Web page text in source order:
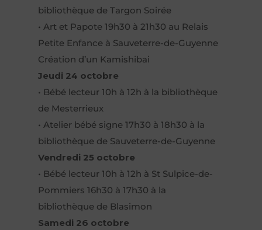
bibliothèque de Targon Soirée
• Art et Papote 19h30 à 21h30 au Relais
Petite Enfance à Sauveterre-de-Guyenne
Création d’un Kamishibai
Jeudi 24 octobre
• Bébé lecteur 10h à 12h à la bibliothèque
de Mesterrieux
• Atelier bébé signe 17h30 à 18h30 à la
bibliothèque de Sauveterre-de-Guyenne
Vendredi 25 octobre
• Bébé lecteur 10h à 12h à St Sulpice-de-
Pommiers 16h30 à 17h30 à la
bibliothèque de Blasimon
Samedi 26 octobre